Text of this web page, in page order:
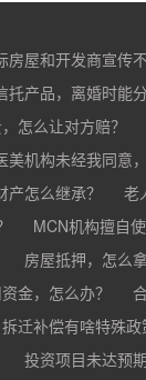
房屋和开发商宣传
问题怎么办？ 买
托产品，离婚时能分
怎么让对方赔？
，怎么办？
美机构未经我同意
？ 手术失败怎
产怎么继承？ 老
MCN机构擅自
房屋抵押，怎么
金，怎么办？
迁补偿有啥特殊政
投资项目未达预